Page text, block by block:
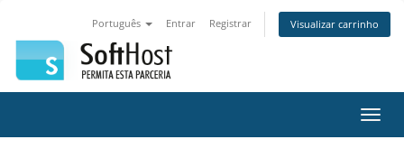
Português Entrar Registrar Visualizar carrinho